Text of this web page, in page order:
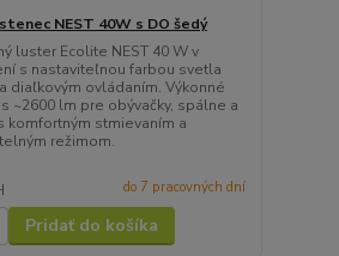
NEST 40W s DO šedý
luster Ecolite NEST 40 W v
s nastaviteľnou farbou svetla
diaľkovým ovládaním. Výkonné
~2600 lm pre obývačky, spálne a
komfortným stmievaním a
režimom.
do 7 pracovných dní
Pridať do košíka